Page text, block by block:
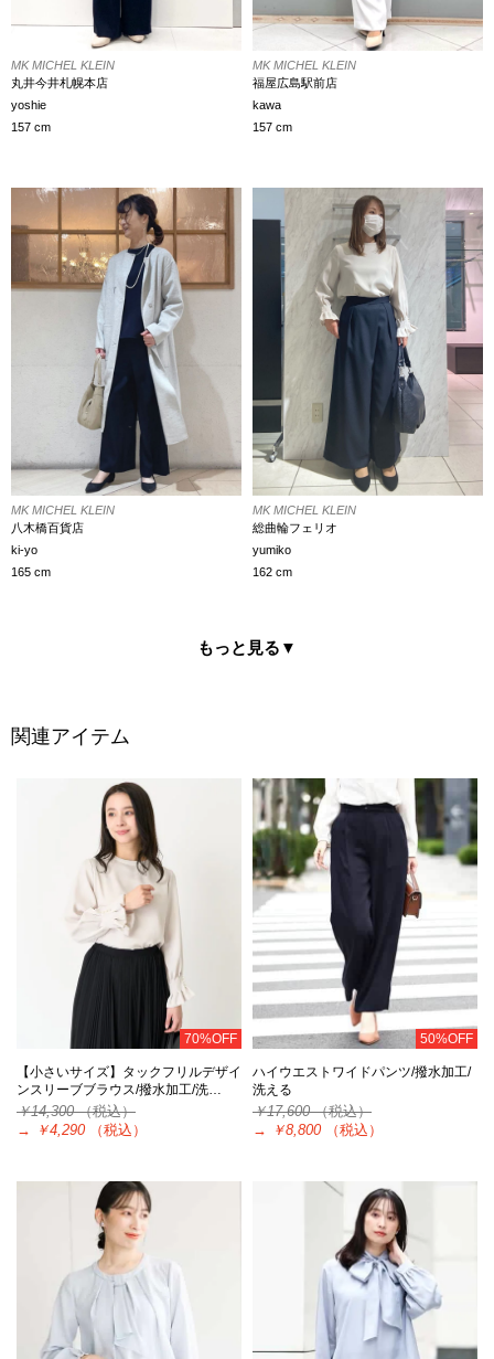
MK MICHEL KLEIN
丸井今井札幌本店
yoshie
157 cm
MK MICHEL KLEIN
福屋広島駅前店
kawa
157 cm
MK MICHEL KLEIN
八木橋百貨店
ki-yo
165 cm
MK MICHEL KLEIN
総曲輪フェリオ
yumiko
162 cm
もっと見る ▼
関連アイテム
70%OFF
【小さいサイズ】タックフリルデザイ
ンスリーブブラウス/撥水加工/洗…
￥14,300（税込）
→
￥4,290 （税込）
50%OFF
ハイウエストワイドパンツ/撥水加工/
洗える
￥17,600（税込）
→
￥8,800 （税込）